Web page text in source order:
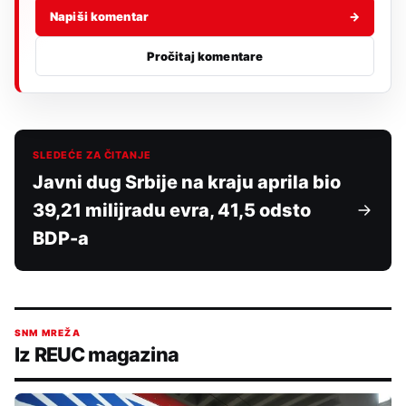
Napiši komentar →
Pročitaj komentare
SLEDEĆE ZA ČITANJE
Javni dug Srbije na kraju aprila bio
39,21 milijradu evra, 41,5 odsto
BDP-a
SNM MREŽA
Iz REUC magazina